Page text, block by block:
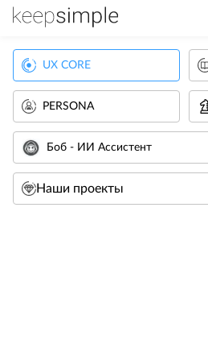
UX CORE
PERSONA
Боб - ИИ Ассистент
Наши проекты